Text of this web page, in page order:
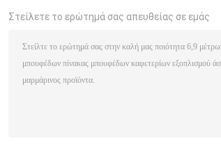
Στείλετε το ερώτημά σας απευθείας σε εμάς